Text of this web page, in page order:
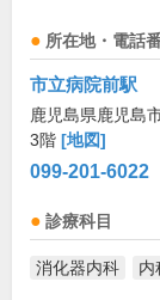
所在地・電話
市立病院前駅
鹿児島県鹿児島
3階 [地図]
099-201-6022
診療科目
消化器内科 内